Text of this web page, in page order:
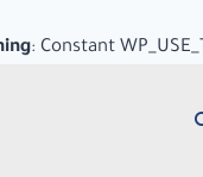
: Constant